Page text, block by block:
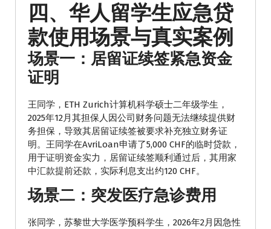
四、华人留学生应急贷
款使用场景与真实案例
场景一：居留证续签紧急资金
证明
王同学，ETH Zurich计算机科学硕士二年级学生，
2025年12月其担保人因公司财务问题无法继续提供财
务担保，导致其居留证续签被要求补充独立财务证
明。王同学在AvriLoan申请了5,000 CHF的临时贷款，
用于证明资金实力，居留证续签顺利通过后，其用家
中汇款提前还款，实际利息支出约120 CHF。
场景二：突发医疗急诊费用
张同学，苏黎世大学医学预科学生，2026年2月因急性